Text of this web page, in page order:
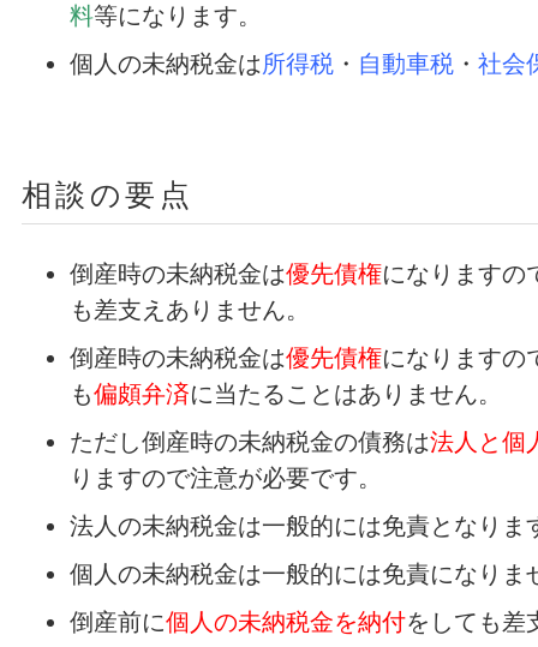
料等になります。
個人の未納税金は所得税 ・ 自動車税 ・ 社会
相談の要点
倒産時の未納税金は優先債権になりますの
も差支えありません。
倒産時の未納税金は優先債権になりますの
も偏頗弁済に当たることはありません。
ただし倒産時の未納税金の債務は法人と個
りますので注意が必要です。
法人の未納税金は一般的には免責となりま
個人の未納税金は一般的には免責になりま
倒産前に個人の未納税金を納付をしても差